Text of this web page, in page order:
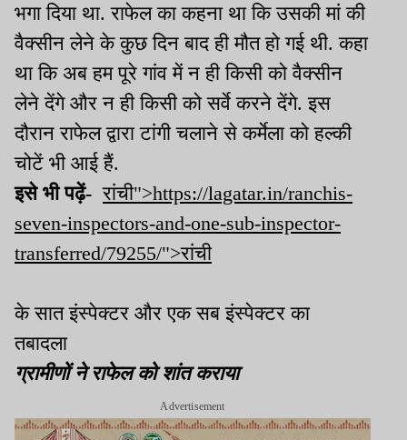
भगा दिया था. राफेल का कहना था कि उसकी मां की
वैक्सीन लेने के कुछ दिन बाद ही मौत हो गई थी. कहा
था कि अब हम पूरे गांव में न ही किसी को वैक्सीन
लेने देंगे और न ही किसी को सर्वे करने देंगे. इस
दौरान राफेल द्वारा टांगी चलाने से कर्मेला को हल्की
चोटें भी आई हैं.
इसे भी पढ़ें- रांची">https://lagatar.in/ranchis-
seven-inspectors-and-one-sub-inspector-
transferred/79255/">रांची
के सात इंस्पेक्टर और एक सब इंस्पेक्टर का
तबादला
ग्रामीणों ने राफेल को शांत कराया
Advertisement